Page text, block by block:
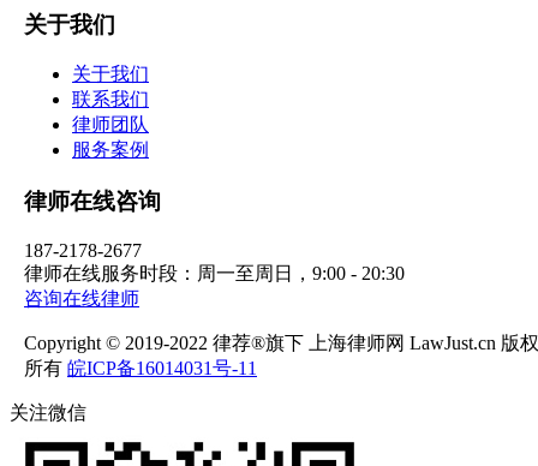
关于我们
关于我们
联系我们
律师团队
服务案例
律师在线咨询
187-2178-2677
律师在线服务时段：周一至周日，9:00 - 20:30
咨询在线律师
Copyright © 2019-2022 律荐®旗下 上海律师网 LawJust.cn 版权
所有 皖ICP备16014031号-11
关注微信